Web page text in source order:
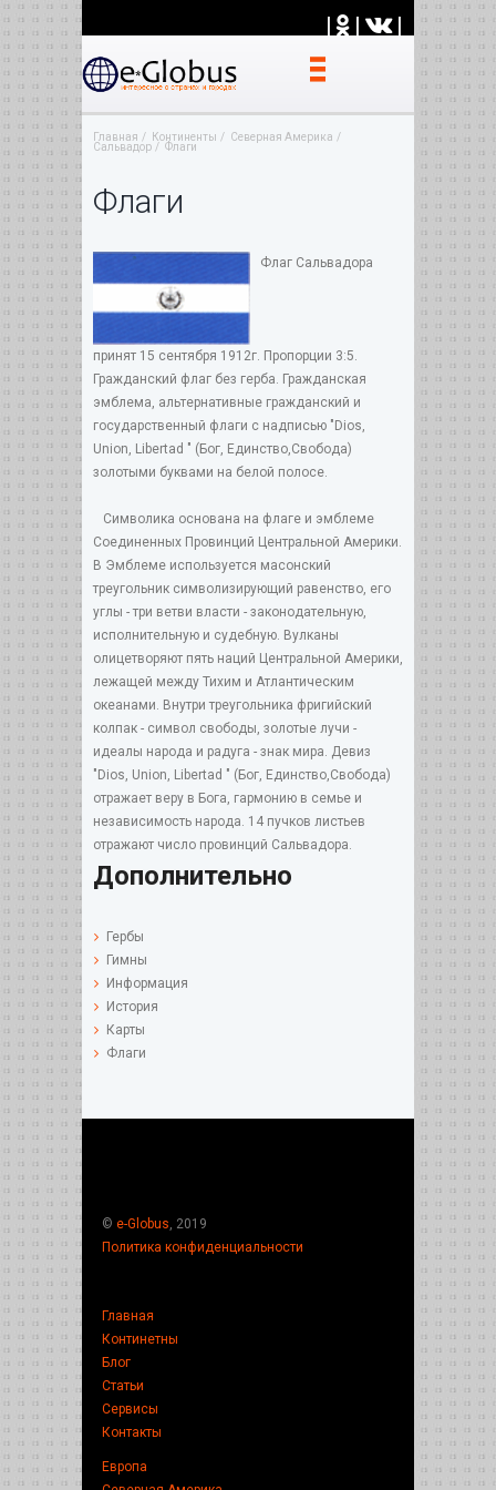
| | |
Главная Континенты
Северная Америка
Сальвадор
Флаги
Флаги
Флаг Сальвадора
принят 15 сентября 1912г. Пропорции 3:5.
Гражданский флаг без герба. Гражданская
эмблема, альтернативные гражданский и
государственный флаги с надписью "Dios,
Union, Libertad " (Бог, Единство,Свобода)
золотыми буквами на белой полосе.
Символика основана на флаге и эмблеме
Соединенных Провинций Центральной Америки.
В Эмблеме используется масонский
треугольник символизирующий равенство, его
углы - три ветви власти - законодательную,
исполнительную и судебную. Вулканы
олицетворяют пять наций Центральной Америки,
лежащей между Тихим и Атлантическим
океанами. Внутри треугольника фригийский
колпак - символ свободы, золотые лучи -
идеалы народа и радуга - знак мира. Девиз
"Dios, Union, Libertad " (Бог, Единство,Свобода)
отражает веру в Бога, гармонию в семье и
независимость народа. 14 пучков листьев
отражают число провинций Сальвадора.
Дополнительно
Гербы
Гимны
Информация
История
Карты
Флаги
© e-Globus , 2019
Политика конфиденциальности
Главная
Континетны
Блог
Статьи
Сервисы
Контакты
Европа